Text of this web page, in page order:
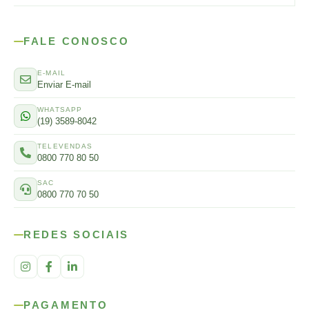
FALE CONOSCO
E-MAIL
Enviar E-mail
WHATSAPP
(19) 3589-8042
TELEVENDAS
0800 770 80 50
SAC
0800 770 70 50
REDES SOCIAIS
PAGAMENTO